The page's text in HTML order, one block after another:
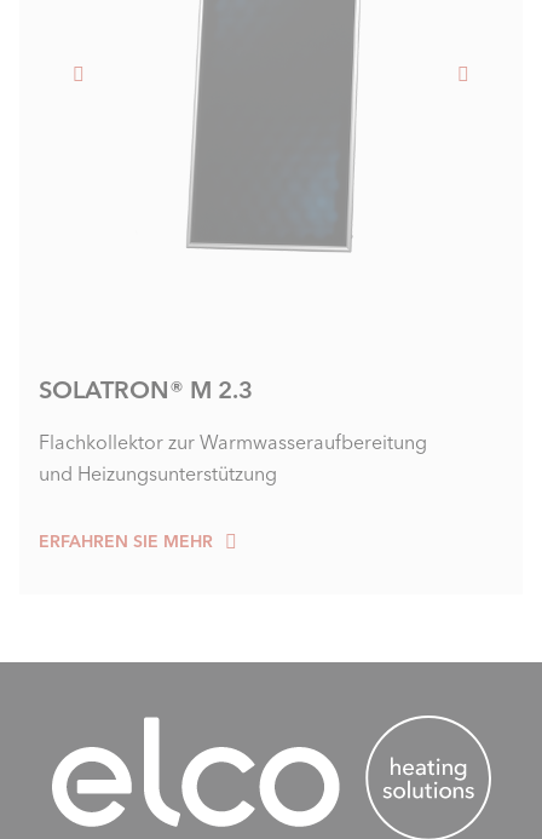
SOLATRON® M 2.3
Flachkollektor zur Warmwasseraufbereitung
und Heizungsunterstützung
ERFAHREN SIE MEHR